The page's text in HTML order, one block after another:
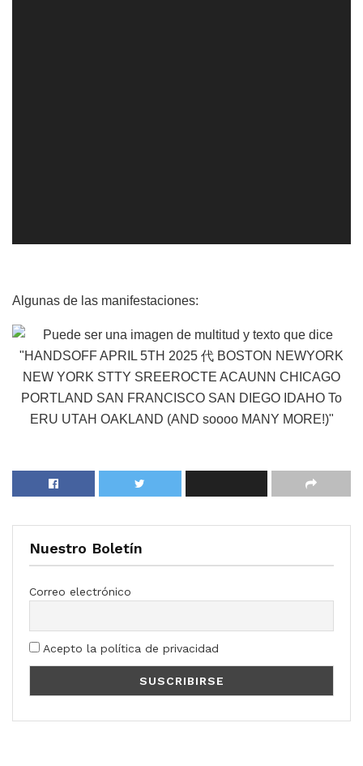
Algunas de las manifestaciones:
Nuestro Boletín
Correo electrónico
Acepto la política de privacidad